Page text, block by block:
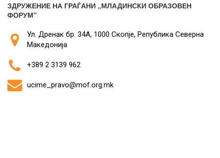
ЗДРУЖЕНИЕ НА ГРАЃАНИ „МЛАДИНСКИ ОБРАЗОВЕН
ФОРУМ“
Ул. Дренак бр. 34А, 1000 Скопје, Република Северна
Македонија
+389 2 3139 962
ucime_pravo@mof.org.mk